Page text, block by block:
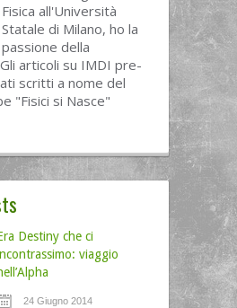
Fisica all'Università
Statale di Milano, ho la
passione della
articoli su IMDI pre-
scritti a nome del
"Fisici si Nasce"
Destiny che ci
viaggio
24 Giugno 2014